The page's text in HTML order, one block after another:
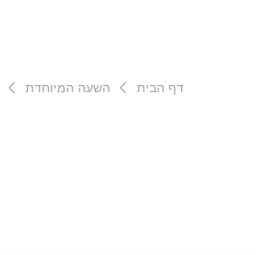
דף הבית השעה המיוחדת